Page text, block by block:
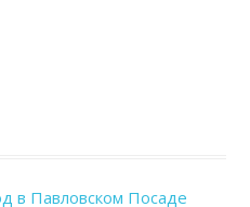
в Павловском Посаде